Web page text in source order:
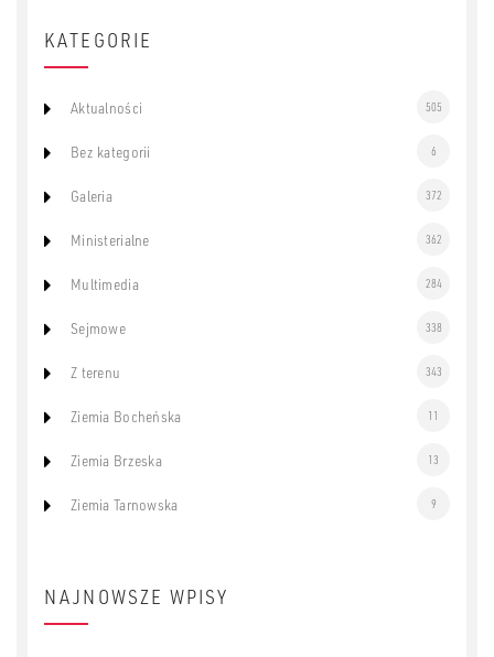
KATEGORIE
Aktualności 505
Bez kategorii 6
Galeria 372
Ministerialne 362
Multimedia 284
Sejmowe 338
Z terenu 343
Ziemia Bocheńska 11
Ziemia Brzeska 13
Ziemia Tarnowska 9
NAJNOWSZE WPISY